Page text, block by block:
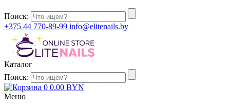
Поиск:
+375 44 770-89-99 info@elitenails.by
Каталог
Поиск:
0 0.00 BYN
Меню